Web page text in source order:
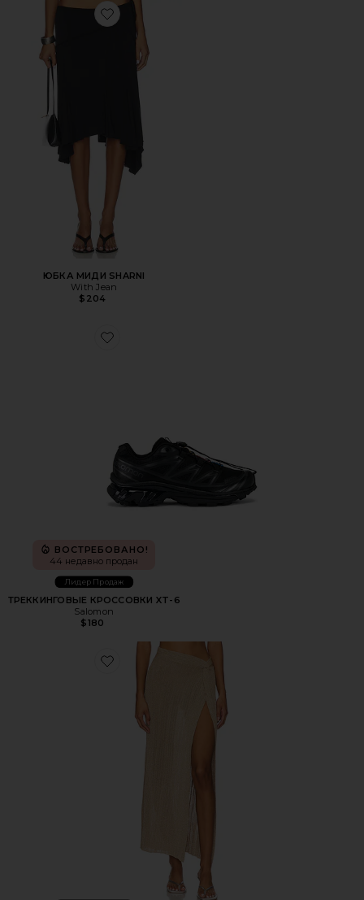
Favorite ЮБКА МИДИ SHARNI
ЮБКА МИДИ SHARNI
With Jean
$204
Favorite ТРЕККИНГОВЫЕ КРОССОВКИ XT-6
ВОСТРЕБОВАНО!
44 недавно продан
Лидер Продаж
ТРЕККИНГОВЫЕ КРОССОВКИ XT-6
Salomon
$180
Favorite ЮБКА HEART OF GOLD